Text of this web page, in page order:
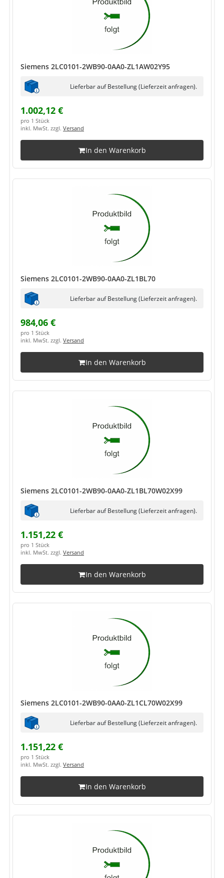
Siemens 2LC0101-2WB90-0AA0-ZL1AW02Y95
Lieferbar auf Bestellung (Lieferzeit anfragen).
1.002,12 €
pro 1 Stück
inkl. MwSt. zzgl. Versand
In den Warenkorb
Siemens 2LC0101-2WB90-0AA0-ZL1BL70
Lieferbar auf Bestellung (Lieferzeit anfragen).
984,06 €
pro 1 Stück
inkl. MwSt. zzgl. Versand
In den Warenkorb
Siemens 2LC0101-2WB90-0AA0-ZL1BL70W02X99
Lieferbar auf Bestellung (Lieferzeit anfragen).
1.151,22 €
pro 1 Stück
inkl. MwSt. zzgl. Versand
In den Warenkorb
Siemens 2LC0101-2WB90-0AA0-ZL1CL70W02X99
Lieferbar auf Bestellung (Lieferzeit anfragen).
1.151,22 €
pro 1 Stück
inkl. MwSt. zzgl. Versand
In den Warenkorb